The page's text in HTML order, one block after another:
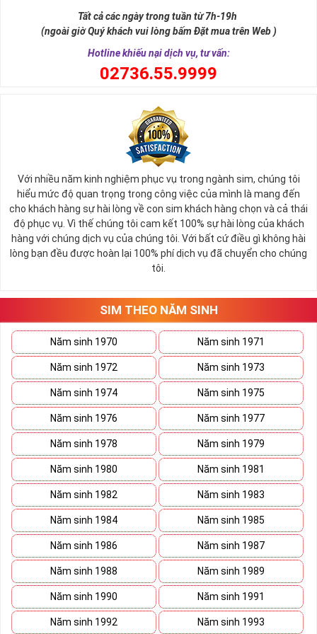
hồng mao. Bởi đây là con số đẹp nhất, quyền quý nhất trong tất cả
các số còn lại nó đại diện cho quyền lực, sức mạnh, sự kiêu hãnh
Sim Lục Quý 9 có ý nghĩa gì?
đạt, người có vị thế khẳng định tên tuổi, uy tín của mình trên
thương trường. Sở hữu sim số đẹp lục quý, sim lục quý 9 nói chung
sẽ giúp bạn xây dựng thương hiệu, tạo ấn tượng với đối tác kinh
doanh biến nó thành vũ khí sắc bén đánh bại mọi đối thủ cạnh
tranh trên bàn đàm phán.
Ý nghĩa Sim Lục Quý 9 được coi biểu trưng cho sức mạnh và quyền
lực của bậc đế vương. Việc kết hợp 6 con số 9 lại thành bộ lục quý
sẽ giúp chosim số đẹpgiàu ý nghĩa phong thủy thể hiện đẳng cấp,
địa vị và tiền tài.
Theo phong thủy đây còn là số sim kích tài, chiêu lộc đem đến
cuộc sống giàu sang phú quý cho mọi người. Bên cạnh đó số sim
còn là bùa hộ mệnh xua đuổi tà khí, vận hạn giúp cuộc sống bạn
luôn bình an và hạnh phúc.
Tại sao nên sở hữu Sim Lục Quý 9?
Tất cả các ngày trong tuần từ 7h-19h
(ngoài giờ Quý khách vui lòng bấm Đặt mua trên Web )
Hotline khiếu nại dịch vụ, tư vấn:
02736.55.9999
Với nhiều năm kinh nghiệm phục vụ trong ngành sim, chúng tôi
hiểu mức độ quan trọng trong công việc của mình là mang đến
cho khách hàng sự hài lòng về con sim khách hàng chọn và cả thái
độ phục vụ. Vì thế chúng tôi cam kết 100% sự hài lòng của khách
hàng với chúng dịch vụ của chúng tôi. Với bất cứ điều gì không hài
lòng bạn đều được hoàn lại 100% phí dịch vụ đã chuyển cho chúng
tôi.
SIM THEO NĂM SINH
Năm sinh 1970 Năm sinh 1971
Năm sinh 1972 Năm sinh 1973
Năm sinh 1974 Năm sinh 1975
Năm sinh 1976 Năm sinh 1977
Năm sinh 1978 Năm sinh 1979
Năm sinh 1980 Năm sinh 1981
Năm sinh 1982 Năm sinh 1983
Năm sinh 1984 Năm sinh 1985
Năm sinh 1986 Năm sinh 1987
Năm sinh 1988 Năm sinh 1989
Năm sinh 1990 Năm sinh 1991
Năm sinh 1992 Năm sinh 1993